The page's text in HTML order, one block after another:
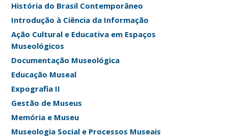
História do Brasil Contemporâneo
Introdução à Ciência da Informação
Ação Cultural e Educativa em Espaços
Museológicos
Documentação Museológica
Educação Museal
Expografia II
Gestão de Museus
Memória e Museu
Museologia Social e Processos Museais